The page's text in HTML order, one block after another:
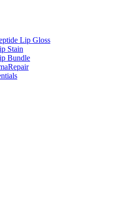
Lip Gloss
Stain
Bundle